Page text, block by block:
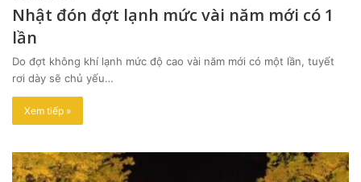
Nhật đón đợt lạnh mức vài năm mới có 1
lần
Do đợt không khí lạnh mức độ cao vài năm mới có một lần, tuyết
rơi dày sẽ chủ yếu…
Xem tiếp »